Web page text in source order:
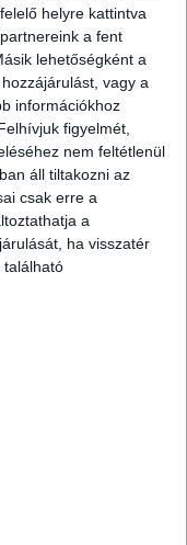
helyre kattintva
a fent
lehetőségként a
vagy a
információkhoz
figyelmét,
nem feltétlenül
áll tiltakozni az
csak erre a
a
ha visszatér
található